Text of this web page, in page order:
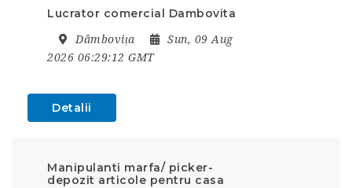
Lucrator comercial Dambovita
Dâmbovița
Sun, 09 Aug
2026 06:29:12 GMT
Detalii
Manipulanti marfa/ picker-
depozit articole pentru casa